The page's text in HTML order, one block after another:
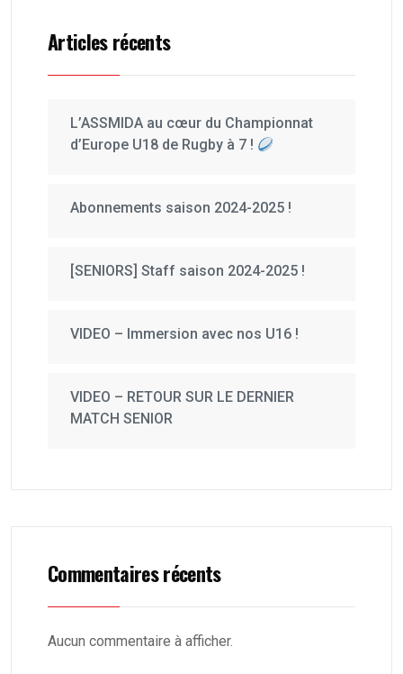
Articles récents
L’ASSMIDA au cœur du Championnat
d’Europe U18 de Rugby à 7 !
Abonnements saison 2024-2025 !
[SENIORS] Staff saison 2024-2025 !
VIDEO – Immersion avec nos U16 !
VIDEO – RETOUR SUR LE DERNIER
MATCH SENIOR
Commentaires récents
Aucun commentaire à afficher.